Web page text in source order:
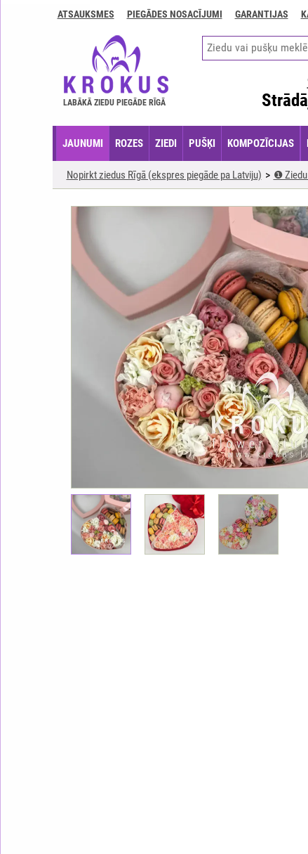
GARANTIJAS
apmaksāt?
pasūtījumu?
ATSAUKSMES PIEGĀDES NOSACĪJUMI GARANTIJAS
LABĀKĀ ZIEDU PIEGĀDE RĪGĀ
JAUNUMI ROZES ZIEDI PUŠĶI KOMPOZĪCIJAS
Nopirkt ziedus Rīgā (ekspres piegāde pa Latviju) ❶